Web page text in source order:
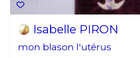
Isabelle PIRON
mon blason l'utérus